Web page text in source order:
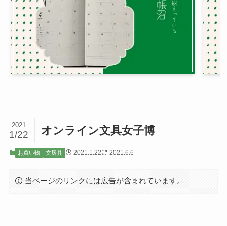
オンライン文具女子博
2021
1/22
お買い物 文房具 2021.1.22 2021.6.6
当ページのリンクには広告が含まれています。